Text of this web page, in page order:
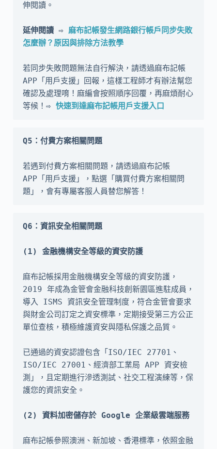
伸閱讀。
延伸閱讀 ⇨ 麻布記帳發生網路銀行帳戶同步失敗
怎麼辦？原因與排除方法教學
若同步失敗問題無法自行解決，請透過麻布記帳
APP「用戶支援」回報，這樣工程師才有辦法幫您
確認及處理唷！麻編會按照順序回覆，再麻煩耐心
等候！ ⇨ 快速到達麻布記帳用戶支援入口
Q5：付費方案相關問題
若遇到付費方案相關問題，請透過麻布記帳
APP「用戶支援」，點選「購買付費方案相關問
題」，會有專屬客服人員替您解答！
Q6：資訊安全相關問題
(1) 金融機構安全等級的資安防護
麻布記帳採用金融機構安全等級的資安防護，
2019 年成為金管會金融科技創新園區進駐成員，
導入 ISMS 資訊安全管理制度，符合金管會要求
與財金公司訂定之資安標準，定期接受第三方公正
單位查核，積極維護資安與隱私保護之品質。
已通過的資安認證包含「ISO/IEC 27701、
ISO/IEC 27001、經濟部工業局 APP 資安檢
測」，且定期進行滲透測試、社交工程演練等，保
護您的資訊安全。
(2) 資料加密儲存於 Google 企業級雲端服務
麻布記帳參照澳洲、新加坡、香港標準，依照金融